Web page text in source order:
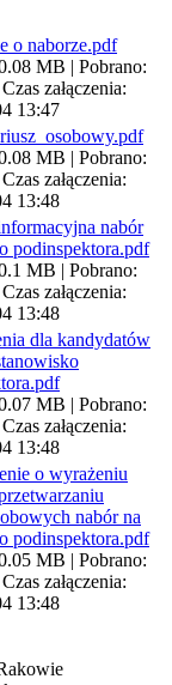
o naborze.pdf
MB | Pobrano:
załączenia:
13:47
MB | Pobrano:
załączenia:
13:48
nabór
podinspektora.pdf
MB | Pobrano:
załączenia:
13:48
dla kandydatów
MB | Pobrano:
załączenia:
13:48
o wyrażeniu
nabór na
podinspektora.pdf
MB | Pobrano:
załączenia:
13:48